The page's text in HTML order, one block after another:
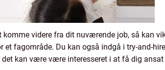
komme videre fra dit nuværende job, så kan
fagområde. Du kan også indgå i try-and-
kan være være interesseret i at få dig